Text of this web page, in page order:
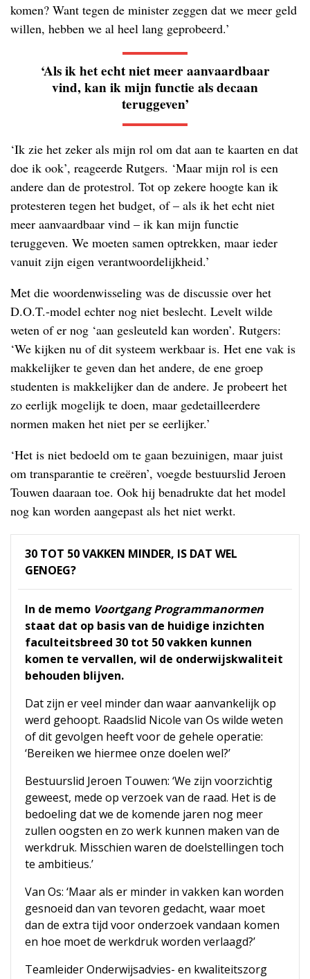
komen? Want tegen de minister zeggen dat we meer geld
willen, hebben we al heel lang geprobeerd.’
‘Als ik het echt niet meer aanvaardbaar
vind, kan ik mijn functie als decaan
teruggeven’
‘Ik zie het zeker als mijn rol om dat aan te kaarten en dat
doe ik ook’, reageerde Rutgers. ‘Maar mijn rol is een
andere dan de protestrol. Tot op zekere hoogte kan ik
protesteren tegen het budget, of – als ik het echt niet
meer aanvaardbaar vind – ik kan mijn functie
teruggeven. We moeten samen optrekken, maar ieder
vanuit zijn eigen verantwoordelijkheid.’
Met die woordenwisseling was de discussie over het
D.O.T.-model echter nog niet beslecht. Levelt wilde
weten of er nog ‘aan gesleuteld kan worden’. Rutgers:
‘We kijken nu of dit systeem werkbaar is. Het ene vak is
makkelijker te geven dan het andere, de ene groep
studenten is makkelijker dan de andere. Je probeert het
zo eerlijk mogelijk te doen, maar gedetailleerdere
normen maken het niet per se eerlijker.’
‘Het is niet bedoeld om te gaan bezuinigen, maar juist
om transparantie te creëren’, voegde bestuurslid Jeroen
Touwen daaraan toe. Ook hij benadrukte dat het model
nog kan worden aangepast als het niet werkt.
30 TOT 50 VAKKEN MINDER, IS DAT WEL
GENOEG?
In de memo Voortgang Programmanormen
staat dat op basis van de huidige inzichten
faculteitsbreed 30 tot 50 vakken kunnen
komen te vervallen, wil de onderwijskwaliteit
behouden blijven.
Dat zijn er veel minder dan waar aanvankelijk op
werd gehoopt. Raadslid Nicole van Os wilde weten
of dit gevolgen heeft voor de gehele operatie:
‘Bereiken we hiermee onze doelen wel?’
Bestuurslid Jeroen Touwen: ‘We zijn voorzichtig
geweest, mede op verzoek van de raad. Het is de
bedoeling dat we de komende jaren nog meer
zullen oogsten en zo werk kunnen maken van de
werkdruk. Misschien waren de doelstellingen toch
te ambitieus.’
Van Os: ‘Maar als er minder in vakken kan worden
gesnoeid dan van tevoren gedacht, waar moet
dan de extra tijd voor onderzoek vandaan komen
en hoe moet de werkdruk worden verlaagd?’
Teamleider Onderwijsadvies- en kwaliteitszorg